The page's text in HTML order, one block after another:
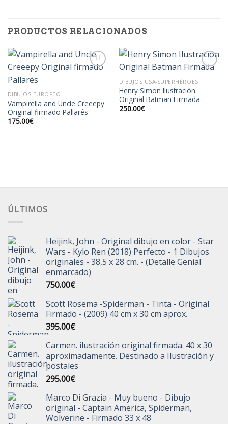
PRODUCTOS RELACIONADOS
lista de
deseos
DIBUJOS EUROPEO
Vampirella and Uncle Creeepy
Original firmado Pallarés
175.00€
DIBUJOS USA-SUPERHÉROES
Henry Simon Ilustración
Original Batman Firmada
250.00€
ÚLTIMOS
Heijink, John - Original dibujo en color - Star
Wars - Kylo Ren (2018) Perfecto - 1 Dibujos
originales - 38,5 x 28 cm. - (Detalle Genial
enmarcado)
750.00€
Scott Rosema -Spiderman - Tinta - Original
Firmado - (2009) 40 cm x 30 cm aprox.
395.00€
Carmen. ilustración original firmada. 40 x 30
aproximadamente. Destinado a Ilustración y
postales
295.00€
Marco Di Grazia - Muy bueno - Dibujo
original - Captain America, Spiderman,
Wolverine - Firmado 33 x 48